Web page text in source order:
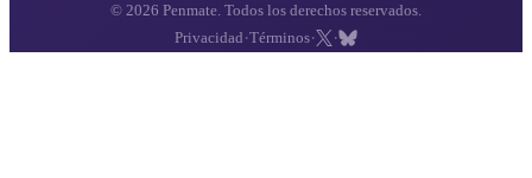
© 2026 Penmate. Todos los derechos reservados.
Privacidad ·Términos· ·